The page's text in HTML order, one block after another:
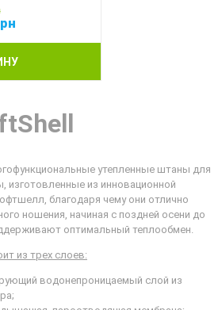
утепленные штаны для
изготовленные из инновационной
благодаря чему они отлично
ношения, начиная с поздней осени до
оптимальный теплообмен.
из трех слоев:
водонепроницаемый слой из